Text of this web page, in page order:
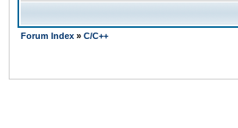
Forum Index » C/C++